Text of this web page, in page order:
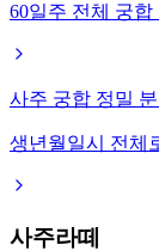
60일주 전체 궁합
사주 궁합 정밀
생년월일시 전체
사주라떼